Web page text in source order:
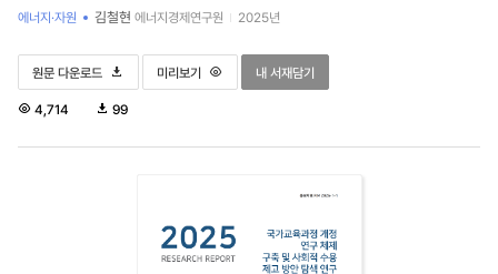
에너지·자원 김철현 에너지경제연구원 2025년
AI 시대 데이터센터 증가의 국내 에너지 소비 시사점
원문 다운로드 AI 시대 데이터센터 증가의 국내 에너지 소비 시사점
미리보기 AI 시대 데이터센터 증가의 국내 에너지 소비 시
내 서재담기
조
회
4,714
다
드
99